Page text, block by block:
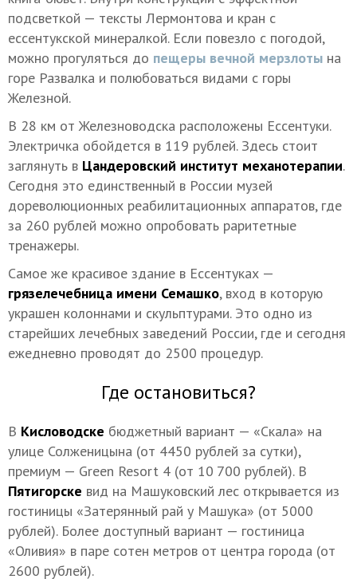
подсветкой — тексты Лермонтова и кран с
ессентукской минералкой. Если повезло с погодой,
можно прогуляться до пещеры вечной мерзлоты на
горе Развалка и полюбоваться видами с горы
Железной.
В 28 км от Железноводска расположены Ессентуки.
Электричка обойдется в 119 рублей. Здесь стоит
заглянуть в Цандеровский институт механотерапии.
Сегодня это единственный в России музей
дореволюционных реабилитационных аппаратов, где
за 260 рублей можно опробовать раритетные
тренажеры.
Самое же красивое здание в Ессентуках —
грязелечебница имени Семашко, вход в которую
украшен колоннами и скульптурами. Это одно из
старейших лечебных заведений России, где и сегодня
ежедневно проводят до 2500 процедур.
Где остановиться?
В Кисловодске бюджетный вариант — «Скала» на
улице Солженицына (от 4450 рублей за сутки),
премиум — Green Resort 4 (от 10 700 рублей). В
Пятигорске вид на Машуковский лес открывается из
гостиницы «Затерянный рай у Машука» (от 5000
рублей). Более доступный вариант — гостиница
«Оливия» в паре сотен метров от центра города (от
2600 рублей).